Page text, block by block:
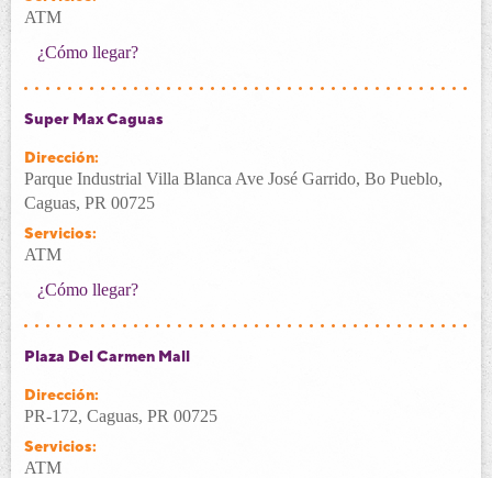
ATM
¿Cómo llegar?
Super Max Caguas
Dirección:
Parque Industrial Villa Blanca Ave José Garrido, Bo Pueblo,
Caguas, PR 00725
Servicios:
ATM
¿Cómo llegar?
Plaza Del Carmen Mall
Dirección:
PR-172, Caguas, PR 00725
Servicios:
ATM